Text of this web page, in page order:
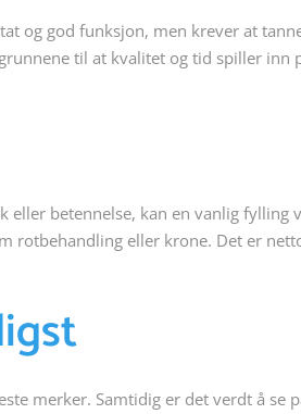
og god funksjon, men krever at
til at kvalitet og tid spiller inn
eller betennelse, kan en vanlig fylling
rotbehandling eller krone. Det er
merker. Samtidig er det verdt å se